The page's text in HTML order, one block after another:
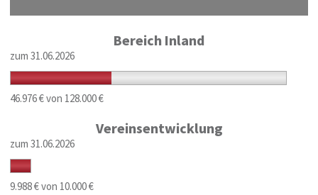
Bereich Inland
zum 31.06.2026
46.976 € von 128.000 €
Vereinsentwicklung
zum 31.06.2026
9.988 € von 10.000 €